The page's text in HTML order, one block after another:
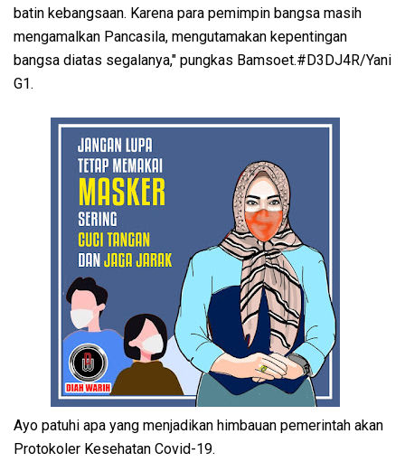
batin kebangsaan. Karena para pemimpin bangsa masih
mengamalkan Pancasila, mengutamakan kepentingan
bangsa diatas segalanya," pungkas Bamsoet.#D3DJ4R/Yani
G1.
Ayo patuhi apa yang menjadikan himbauan pemerintah akan
Protokoler Kesehatan Covid-19.